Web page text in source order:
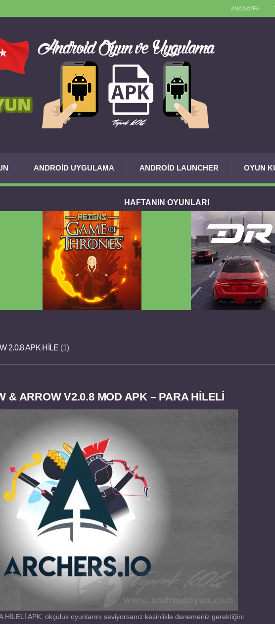
ANA SAYFA
ANDROID UYGULAMA ANDROID LAUNCHER OYUN
HAFTANIN OYUNLARI
2.0.8 APK HILE 1
& ARROW V2.0.8 MOD APK – PARA HİLELİ
APK, okçuluk oyunlarını seviyorsanız kesinlikle denemeniz gerektiğini